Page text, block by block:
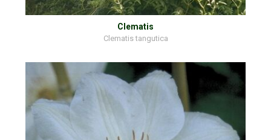
Clematis
Clematis tangutica